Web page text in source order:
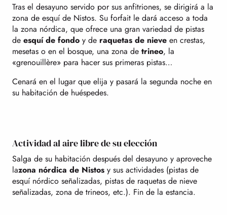
Tras el desayuno servido por sus anfitriones, se dirigirá a la
zona de esquí de Nistos. Su forfait le dará acceso a toda
la zona nórdica, que ofrece una gran variedad de pistas
de esquí de fondo y de raquetas de nieve en crestas,
mesetas o en el bosque, una zona de trineo, la
«grenouillère» para hacer sus primeras pistas…
Cenará en el lugar que elija y pasará la segunda noche en
su habitación de huéspedes.
Actividad al aire libre de su elección
Salga de su habitación después del desayuno y aproveche
lazona nórdica de Nistos y sus actividades (pistas de
esquí nórdico señalizadas, pistas de raquetas de nieve
señalizadas, zona de trineos, etc.). Fin de la estancia.